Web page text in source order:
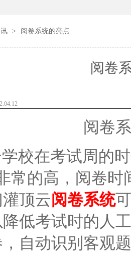
> 阅卷系统的亮点
阅卷
阅卷
校在考试周的
常的高，阅卷
顶云阅卷系统
低考试时的人
自动识别客观